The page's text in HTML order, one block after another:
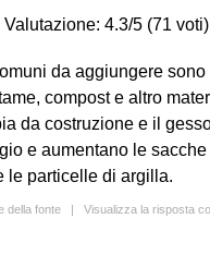
Valutazione: 4.3/5 (71 voti)
da aggiungere
compost e altro
da costruzione e il
e aumentano le
le particelle di argilla.
della fonte | Visualizza la risposta